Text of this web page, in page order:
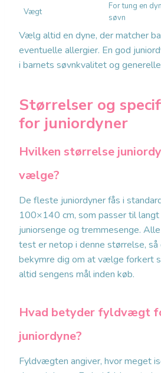
Vægt
For tung en
søvn
Vælg altid en dyne, der matcher
eventuelle allergier. En god
i barnets søvnkvalitet og
Størrelser og
for juniordyner
Hvilken størrelse
vælge?
De fleste juniordyner fås i
100×140 cm, som passer til
juniorsenge og tremmesenge.
test er netop i denne størrelse, så
bekymre dig om at vælge forkert
altid sengens mål inden køb.
Hvad betyder fyldvægt
juniordyne?
Fyldvægten angiver, hvor meget